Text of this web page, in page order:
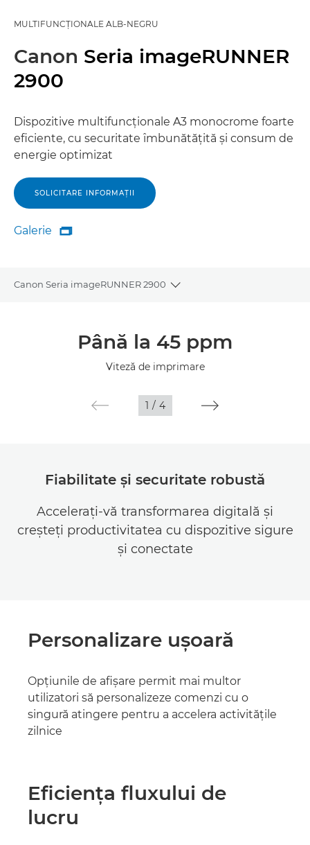
MULTIFUNCŢIONALE ALB-NEGRU
Canon Seria imageRUNNER
2900
Dispozitive multifuncţionale A3 monocrome foarte
eficiente, cu securitate îmbunătăţită şi consum de
energie optimizat
SOLICITARE INFORMAŢII
Galerie
Galerie

Canon Seria imageRUNNER 2900
Toggle breadcrumbs
Până la 45 ppm
Viteză de imprimare
1 / 4
Fiabilitate şi securitate robustă
Acceleraţi-vă transformarea digitală şi
creşteţi productivitatea cu dispozitive sigure
şi conectate
Personalizare uşoară
Opţiunile de afişare permit mai multor
utilizatori să personalizeze comenzi cu o
singură atingere pentru a accelera activităţile
zilnice
Eficienţa fluxului de
lucru